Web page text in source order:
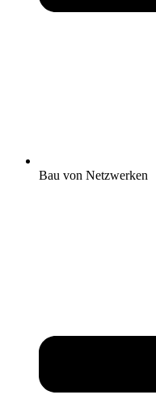
Bau von Netzwerken